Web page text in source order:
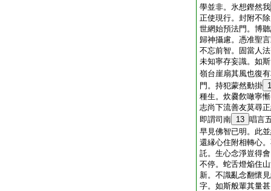
學並非。氷想鏗然我
正使現行。封附不
世網始預法門。博
歸神攝慮。憑准聖
不忘前智。固當人
未知寧存妄識。如
嶺台崖扇其風也復
門。持犯蒙然動掛
種生。炊爨飮噉寧
志尚下流善友莫尋
即謂司南 13 唱言
早見佛智已明。此
還縁心住附相轉心
託。生心念淨豈得
不停。蛇舌燈焔住
新。不識亂念翻懷
字。如斯般輩其量